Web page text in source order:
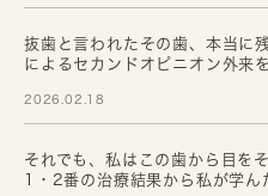
抜歯と言われたその歯、本当に
によるセカンドオピニオン外来
2026.02.18
それでも、私はこの歯から目を
1・2番の治療結果から私が学